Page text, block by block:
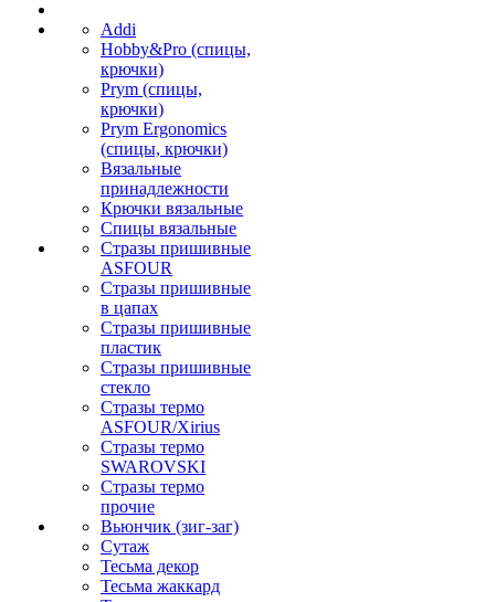
Addi
Hobby&Pro (спицы,
крючки)
Prym (спицы,
крючки)
Prym Ergonomics
(спицы, крючки)
Вязальные
принадлежности
Крючки вязальные
Спицы вязальные
Стразы пришивные
ASFOUR
Стразы пришивные
в цапах
Стразы пришивные
пластик
Стразы пришивные
стекло
Стразы термо
ASFOUR/Xirius
Стразы термо
SWAROVSKI
Стразы термо
прочие
Вьюнчик (зиг-заг)
Сутаж
Тесьма декор
Тесьма жаккард